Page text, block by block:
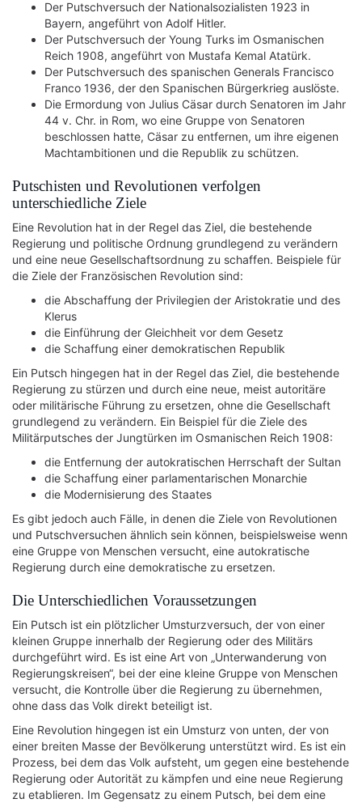
Der Putschversuch der Nationalsozialisten 1923 in
Bayern, angeführt von Adolf Hitler.
Der Putschversuch der Young Turks im Osmanischen
Reich 1908, angeführt von Mustafa Kemal Atatürk.
Der Putschversuch des spanischen Generals Francisco
Franco 1936, der den Spanischen Bürgerkrieg auslöste.
Die Ermordung von Julius Cäsar durch Senatoren im Jahr
44 v. Chr. in Rom, wo eine Gruppe von Senatoren
beschlossen hatte, Cäsar zu entfernen, um ihre eigenen
Machtambitionen und die Republik zu schützen.
Putschisten und Revolutionen verfolgen
unterschiedliche Ziele
Eine Revolution hat in der Regel das Ziel, die bestehende
Regierung und politische Ordnung grundlegend zu verändern
und eine neue Gesellschaftsordnung zu schaffen. Beispiele für
die Ziele der Französischen Revolution sind:
die Abschaffung der Privilegien der Aristokratie und des
Klerus
die Einführung der Gleichheit vor dem Gesetz
die Schaffung einer demokratischen Republik
Ein Putsch hingegen hat in der Regel das Ziel, die bestehende
Regierung zu stürzen und durch eine neue, meist autoritäre
oder militärische Führung zu ersetzen, ohne die Gesellschaft
grundlegend zu verändern. Ein Beispiel für die Ziele des
Militärputsches der Jungtürken im Osmanischen Reich 1908:
die Entfernung der autokratischen Herrschaft der Sultan
die Schaffung einer parlamentarischen Monarchie
die Modernisierung des Staates
Es gibt jedoch auch Fälle, in denen die Ziele von Revolutionen
und Putschversuchen ähnlich sein können, beispielsweise wenn
eine Gruppe von Menschen versucht, eine autokratische
Regierung durch eine demokratische zu ersetzen.
Die Unterschiedlichen Voraussetzungen
Ein Putsch ist ein plötzlicher Umsturzversuch, der von einer
kleinen Gruppe innerhalb der Regierung oder des Militärs
durchgeführt wird. Es ist eine Art von „Unterwanderung von
Regierungskreisen“, bei der eine kleine Gruppe von Menschen
versucht, die Kontrolle über die Regierung zu übernehmen,
ohne dass das Volk direkt beteiligt ist.
Eine Revolution hingegen ist ein Umsturz von unten, der von
einer breiten Masse der Bevölkerung unterstützt wird. Es ist ein
Prozess, bei dem das Volk aufsteht, um gegen eine bestehende
Regierung oder Autorität zu kämpfen und eine neue Regierung
zu etablieren. Im Gegensatz zu einem Putsch, bei dem eine